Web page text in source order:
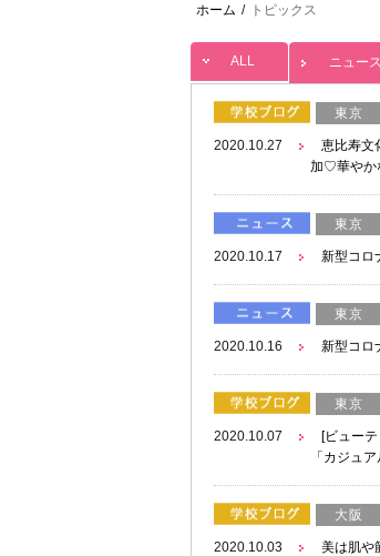
ホーム / トピックス
ALL ニュース
東京
2020.10.27
恵比寿文
加♡華やか
東京
2020.10.17 新型コロ
東京
2020.10.16 新型コロ
東京
2020.10.07
[ビュー
「カジュ
大阪
2020.10.03 美は肌や